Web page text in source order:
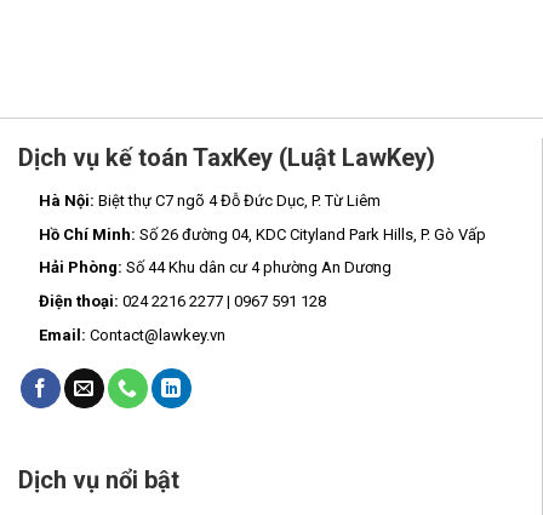
Dịch vụ kế toán TaxKey (Luật LawKey)
Hà Nội: Biệt thự C7 ngõ 4 Đỗ Đức Dục, P. Từ Liêm
Hồ Chí Minh: Số 26 đường 04, KDC Cityland Park Hills, P. Gò Vấp
Hải Phòng: Số 44 Khu dân cư 4 phường An Dương
Điện thoại: 024 2216 2277 | 0967 591 128
Email: Contact@lawkey.vn
Dịch vụ nổi bật